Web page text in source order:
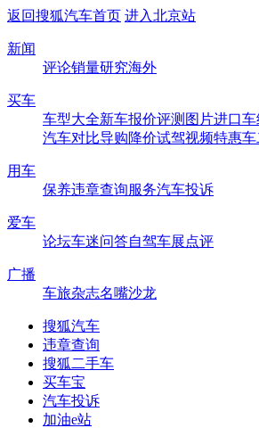
返回搜狐汽车首页 进入北京站
新闻
评论销量研究海外
买车
车型大全新车报价评测 图片进口车
汽车对比导购降价试驾视频特惠车
用车
保养违章查询服务汽车投诉
爱车
论坛车迷问答自驾车展点评
广播
车旅杂志名嘴沙龙
搜狐汽车
违章查询
搜狐二手车
买车宝
汽车投诉
加油e站